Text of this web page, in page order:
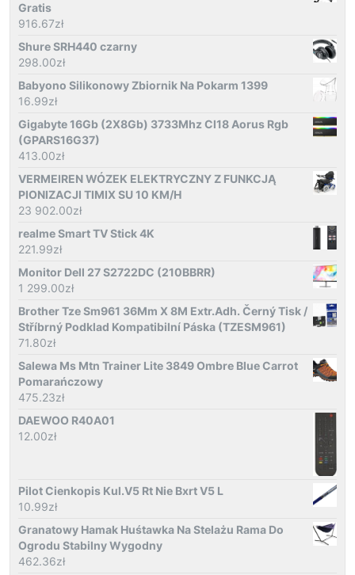
Gratis
916.67zł
Shure SRH440 czarny
298.00zł
Babyono Silikonowy Zbiornik Na Pokarm 1399
16.99zł
Gigabyte 16Gb (2X8Gb) 3733Mhz Cl18 Aorus Rgb
(GPARS16G37)
413.00zł
VERMEIREN WÓZEK ELEKTRYCZNY Z FUNKCJĄ
PIONIZACJI TIMIX SU 10 KM/H
23 902.00zł
realme Smart TV Stick 4K
221.99zł
Monitor Dell 27 S2722DC (210BBRR)
1 299.00zł
Brother Tze Sm961 36Mm X 8M Extr.Adh. Černý Tisk /
Stříbrný Podklad Kompatibilní Páska (TZESM961)
71.80zł
Salewa Ms Mtn Trainer Lite 3849 Ombre Blue Carrot
Pomarańczowy
475.23zł
DAEWOO R40A01
12.00zł
Pilot Cienkopis Kul.V5 Rt Nie Bxrt V5 L
10.99zł
Granatowy Hamak Huśtawka Na Stelażu Rama Do
Ogrodu Stabilny Wygodny
462.36zł